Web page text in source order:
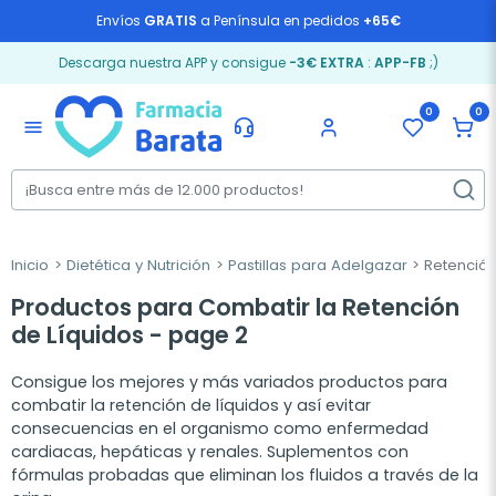
Envíos GRATIS a Península en pedidos +65€
Descarga nuestra APP y consigue -3€ EXTRA: APP-FB ;)
menu
0 0
Inicio Dietética y Nutrición Pastillas para Adelgazar
Productos para Combatir la Retención
de Líquidos - page 2
Consigue los mejores y más variados productos para
combatir la retención de líquidos y así evitar
consecuencias en el organismo como enfermedad
cardiacas, hepáticas y renales. Suplementos con
fórmulas probadas que eliminan los fluidos a través de la